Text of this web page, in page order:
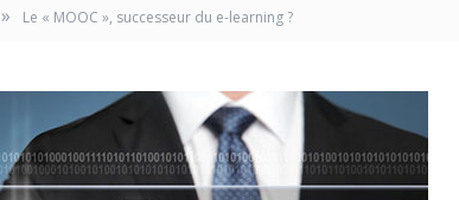
» Le « MOOC », successeur du e-learning ?